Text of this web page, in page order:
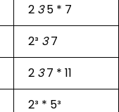
2 35 * 7
2³ 37
2 37 * 11
2³ * 5³